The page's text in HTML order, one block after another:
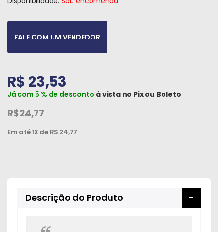
Pneumáticos
e
Peças
Acessórios
Oficina
FALE COM UM VENDEDOR
R$ 23,53
Já com 5 % de desconto à vista no Pix ou Boleto
R$24,77
Em até1X de R$ 24,77
Descrição do Produto